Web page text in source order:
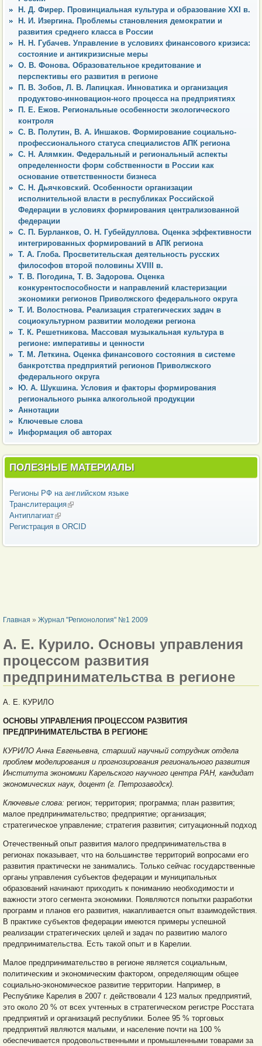
Н. Д. Фирер. Провинциальная культура и образование XXI в.
Н. И. Изергина. Проблемы становления демократии и
развития среднего класса в России
Н. Н. Губачев. Управление в условиях финансового кризиса:
состояние и антикризисные меры
О. В. Фонова. Образовательное кредитование и
перспективы его развития в регионе
П. В. Зобов, Л. В. Лапицкая. Инноватика и организация
продуктово-инновацион-ного процесса на предприятиях
П. Е. Ежов. Региональные особенности экологического
контроля
С. В. Полутин, В. А. Иншаков. Формирование социально-
профессионального статуса специалистов АПК региона
С. Н. Алямкин. Федеральный и региональный аспекты
определенности форм собственности в России как
основание ответственности бизнеса
С. Н. Дьячковский. Особенности организации
исполнительной власти в республиках Российской
Федерации в условиях формирования централизованной
федерации
С. П. Бурланков, О. Н. Губейдуллова. Оценка эффективности
интегрированных формирований в АПК региона
Т. А. Глоба. Просветительская деятельность русских
философов второй половины XVIII в.
Т. В. Погодина, Т. В. Задорова. Оценка
конкурентоспособности и направлений кластеризации
экономики регионов Приволжского федерального округа
Т. И. Волостнова. Реализация стратегических задач в
социокультурном развитии молодежи региона
Т. К. Решетникова. Массовая музыкальная культура в
регионе: императивы и ценности
Т. М. Леткина. Оценка финансового состояния в системе
банкротства предприятий регионов Приволжского
федерального округа
Ю. А. Шукшина. Условия и факторы формирования
регионального рынка алкогольной продукции
Аннотации
Ключевые слова
Информация об авторах
ПОЛЕЗНЫЕ МАТЕРИАЛЫ
Регионы РФ на английском языке
Транслитерация(внешняя ссылка)
Антиплагиат(внешняя ссылка)
Регистрация в ORCID
ВЫ ЗДЕСЬ
Главная » Журнал "Регионология" №1 2009
А. Е. Курило. Основы управления
процессом развития
предпринимательства в регионе
А. Е. КУРИЛО
ОСНОВЫ УПРАВЛЕНИЯ ПРОЦЕССОМ РАЗВИТИЯ
ПРЕДПРИНИМАТЕЛЬСТВА В РЕГИОНЕ
КУРИЛО Анна Евгеньевна, старший научный сотрудник отдела
проблем моделирования и прогнозирования регионального развития
Института экономики Карельского научного центра РАН, кандидат
экономических наук, доцент (г. Петрозаводск).
Ключевые слова: регион; территория; программа; план развития;
малое предпринимательство; предприятие; организация;
стратегическое управление; стратегия развития; ситуационный подход
Отечественный опыт развития малого предпринимательства в
регионах показывает, что на большинстве территорий вопросами его
развития практически не занимались. Только сейчас государственные
органы управления субъектов федерации и муниципальных
образований начинают приходить к пониманию необходимости и
важности этого сегмента экономики. Появляются попытки разработки
программ и планов его развития, накапливается опыт взаимодействия.
В практике субъектов федерации имеются примеры успешной
реализации стратегических целей и задач по развитию малого
предпринимательства. Есть такой опыт и в Карелии.
Малое предпринимательство в регионе является социальным,
политическим и экономическим фактором, определяющим общее
социально-экономическое развитие территории. Например, в
Республике Карелия в 2007 г. действовали 4 123 малых предприятий,
это около 20 % от всех учтенных в стратегическом регистре Росстата
предприятий и организаций республики. Более 95 % торговых
предприятий являются малыми, и население почти на 100 %
обеспечивается продовольственными и промышленными товарами за